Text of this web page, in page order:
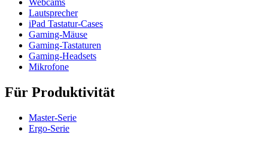
Lautsprecher
iPad Tastatur-Cases
Gaming-Mäuse
Gaming-Tastaturen
Gaming-Headsets
Mikrofone
Für Produktivität
Master-Serie
Ergo-Serie